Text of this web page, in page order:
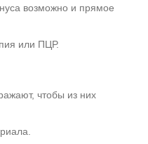
возможно и прямое
или ПЦР.
чтобы из них